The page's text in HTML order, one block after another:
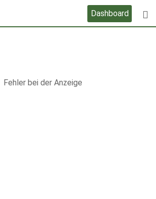
Dashboard
Fehler bei der Anzeige